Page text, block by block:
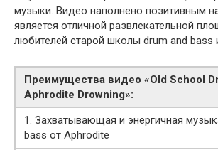
музыки. Видео наполнено позитивным
является отличной развлекательной
любителей старой школы drum and bass
Преимущества видео «Old School
Aphrodite Drowning»:
1. Захватывающая и энергичная
bass от Aphrodite